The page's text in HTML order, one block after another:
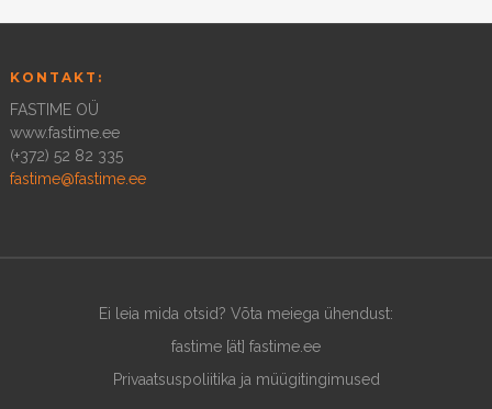
KONTAKT:
FASTIME OÜ
www.fastime.ee
(+372) 52 82 335
fastime@fastime.ee
Ei leia mida otsid? Võta meiega ühendust:
fastime [ät] fastime.ee
Privaatsuspoliitika ja müügitingimused